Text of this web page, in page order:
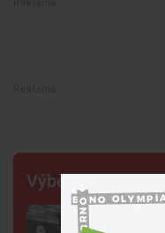
Výběr